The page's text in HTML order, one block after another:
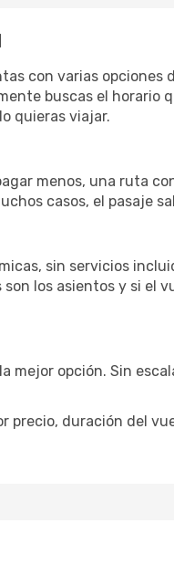
con varias
buscas el horario
quieras viajar.
menos, una ruta
casos, el pasaje
sin servicios
los asientos y si el
mejor opción. Sin
duración del